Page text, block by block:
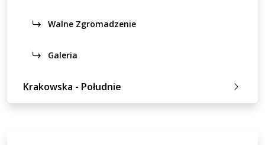
Walne Zgromadzenie
Galeria
Krakowska - Południe